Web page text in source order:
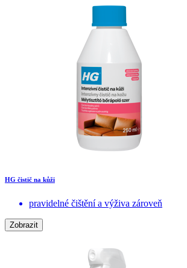
HG čistič na kůži
pravidelné čištění a výživa zároveň
Zobrazit